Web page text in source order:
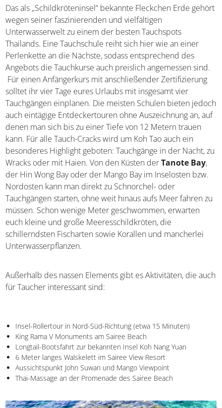
Naturschönheit und das intakteTauchreviervor der
Küste.
Das als „Schildkröteninsel“ bekannte Fleckchen Erde
gehört wegen seiner faszinierenden und vielfältigen
Unterwasserwelt zu einem der besten Tauchspots
Thailands. Eine Tauchschule reiht sich hier wie an einer
Perlenkette an die Nächste, sodass entsprechend des
Angebots die Tauchkurse auch preislich angemessen
sind. Für einen Anfängerkurs mit anschließender
Zertifizierung solltet ihr vier Tage eures Urlaubs mit
insgesamt vier Tauchgängen einplanen. Die meisten
Schulen bieten jedoch auch eintägige Entdeckertouren
ohne Auszeichnung an, auf denen man sich bis zu einer
Tiefe von 12 Metern trauen kann. Für alle Tauch-Cracks
wird um Koh Tao auch ein besonderes Highlight geboten:
Tauchgänge in der Nacht, zu Wracks oder mit Haien. Von
den Küsten derTanote Bay, der Hin Wong Bay oder der
Mango Bay im Inselosten bzw. Nordosten kann man
direkt zu Schnorchel- oder Tauchgängen starten, ohne
weit hinaus aufs Meer fahren zu müssen. Schon wenige
Meeresschildkröten, die schillerndsten Fischarten sowie
Korallen und mancherlei Unterwasserpflanzen.
auch für Taucher interessant sind:
Insel-Rollertour in Nord-Süd-Richtung (etwa 15 Minuten)
King Rama V Monuments am Sairee Beach
Longtail-Bootsfahrt zur bekannten Insel Koh Nang Yuan
Aussichtspunkt John Suwan und Mango Viewpoint